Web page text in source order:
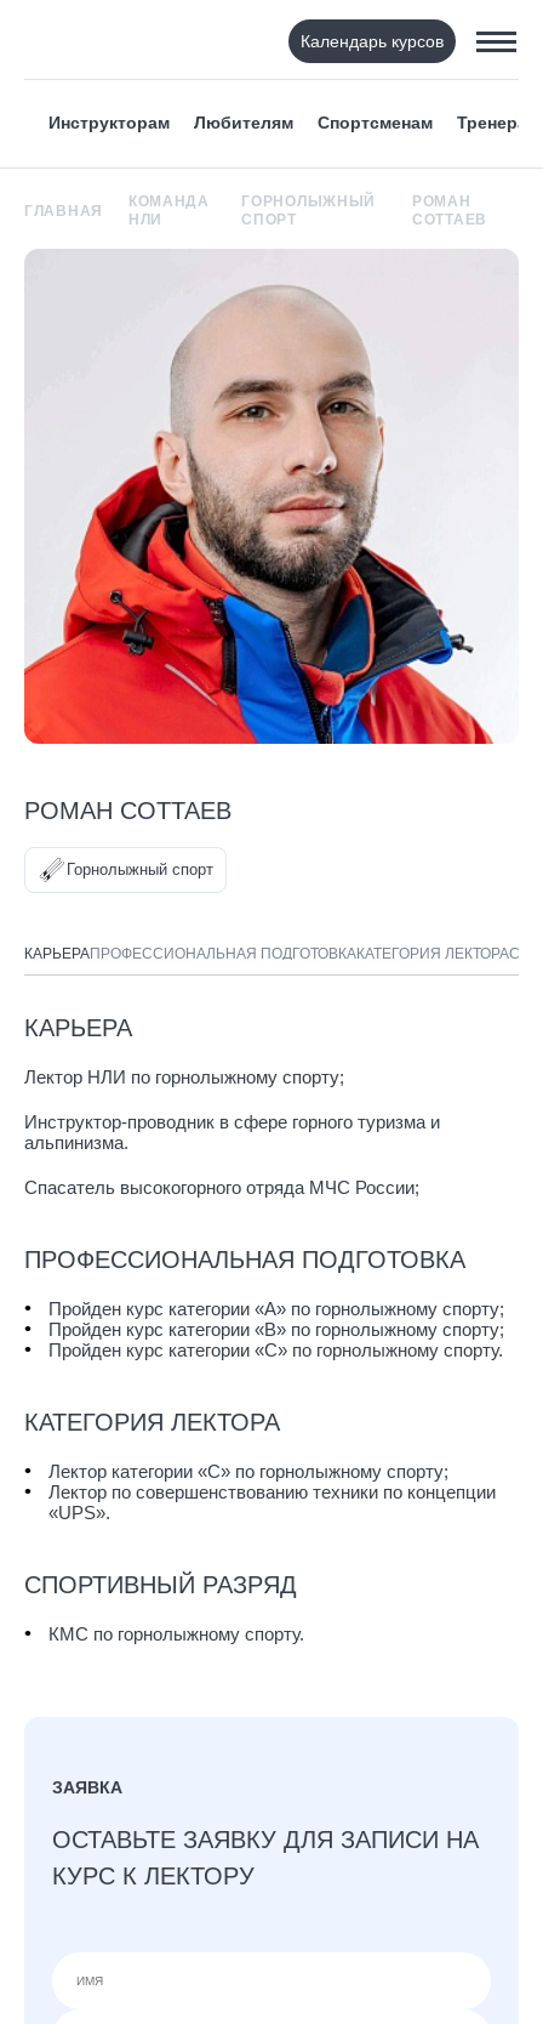
Календарь курсов
Инструкторам Любителям Спортсменам Тренерам
ГЛАВНАЯ
КОМАНДА
НЛИ
ГОРНОЛЫЖНЫЙ
СПОРТ
РОМАН
СОТТАЕВ
РОМАН СОТТАЕВ
Горнолыжный спорт
КАРЬЕРАПРОФЕССИОНАЛЬНАЯ ПОДГОТОВКАКАТЕГОРИЯ ЛЕКТОРА
КАРЬЕРА
Лектор НЛИ по горнолыжному спорту;
Инструктор-проводник в сфере горного туризма и
альпинизма.
Спасатель высокогорного отряда МЧС России;
ПРОФЕССИОНАЛЬНАЯ ПОДГОТОВКА
Пройден курс категории «A» по горнолыжному спорту;
Пройден курс категории «B» по горнолыжному спорту;
Пройден курс категории «C» по горнолыжному спорту.
КАТЕГОРИЯ ЛЕКТОРА
Лектор категории «С» по горнолыжному спорту;
Лектор по совершенствованию техники по концепции
«UPS».
СПОРТИВНЫЙ РАЗРЯД
КМС по горнолыжному спорту.
ЗАЯВКА
ОСТАВЬТЕ ЗАЯВКУ ДЛЯ ЗАПИСИ НА
КУРС К ЛЕКТОРУ